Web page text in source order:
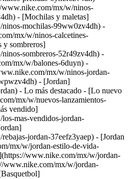
mx/w/ninos-
- [Mochilas y maletas]
mochilas-99ww0zv4dh) -
mx/w/ninos-calcetines-
y sombreros]
sombreros-52r49zv4dh) -
mx/w/balones-6duyn) -
mx/w/ninos-jordan-
- [Jordan]
- Lo más destacado - [Lo nuevo
mx/w/nuevos-lanzamientos-
vendido]
mas-vendidos-jordan-
jordan-37eefz3yaep) - [Jordan
mx/w/jordan-estilo-de-vida-
www.nike.com/mx/w/jordan-
www.nike.com/mx/w/jordan-